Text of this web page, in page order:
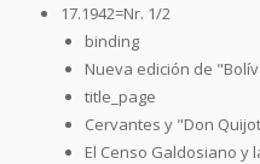
17.1942=Nr. 1/2
binding
Nueva edición de
title_page
Cervantes y "Don
El Censo Galdosiano y